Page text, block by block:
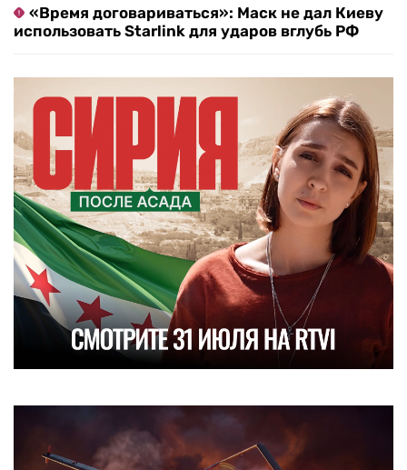
«Время договариваться»: Маск не дал Киеву
использовать Starlink для ударов вглубь РФ